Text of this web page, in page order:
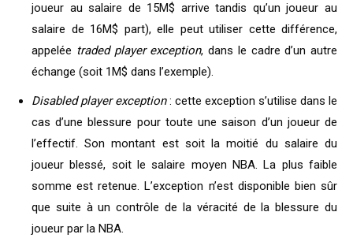
joueur au salaire de 15M$ arrive tandis qu’un joueur au
salaire de 16M$ part), elle peut utiliser cette différence,
appelée traded player exception, dans le cadre d’un autre
échange (soit 1M$ dans l’exemple).
Disabled player exception: cette exception s’utilise dans le
cas d’une blessure pour toute une saison d’un joueur de
l’effectif. Son montant est soit la moitié du salaire du
joueur blessé, soit le salaire moyen NBA. La plus faible
somme est retenue. L’exception n’est disponible bien sûr
que suite à un contrôle de la véracité de la blessure du
joueur par la NBA.